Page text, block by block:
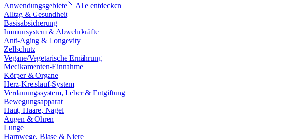
Anwendungsgebiete
Alle entdecken
Alltag & Gesundheit
Basisabsicherung
Immunsystem & Abwehrkräfte
Anti-Aging & Longevity
Zellschutz
Vegane/Vegetarische Ernährung
Medikamenten-Einnahme
Körper & Organe
Herz-Kreislauf-System
Verdauungssystem, Leber & Entgiftung
Bewegungsapparat
Haut, Haare, Nägel
Augen & Ohren
Lunge
Harnwege, Blase & Niere